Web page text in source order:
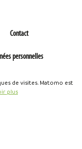
Contact
personnelles
de visites. Matomo est
plus